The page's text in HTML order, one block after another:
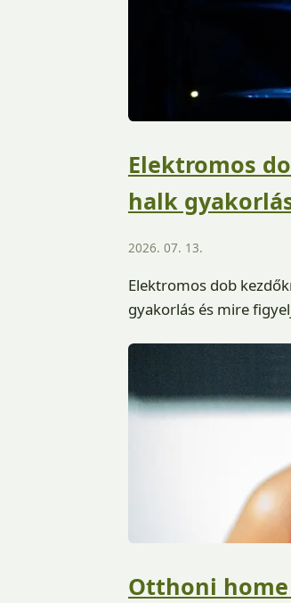
Elektromos
halk
2026. 07. 13.
Elektromos dob
gyakorlás és mire
Otthoni